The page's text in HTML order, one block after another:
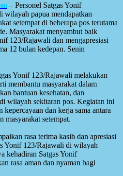
– Personel Satgas Yonif
wilayah papua mendapatkan
setempat di beberapa pos terutama
Masyarakat menyambut baik
123/Rajawali dan mengapresiasi
12 bulan kedepan. Senin
Yonif 123/Rajawali melakukan
membantu masyarakat dalam
bantuan kesehatan, dan
wilayah sekitaran pos. Kegiatan ini
dan kerja sama antara
masyarakat setempat.
rasa terima kasih dan apresiasi
Yonif 123/Rajawali di wilayah
kehadiran Satgas Yonif
rasa aman dan nyaman bagi